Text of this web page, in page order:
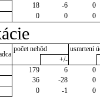
18 -6
0
0 0 0
počet nehôd
usmrtení
+/-
179 6
0
36 -28
0
0 -1
0